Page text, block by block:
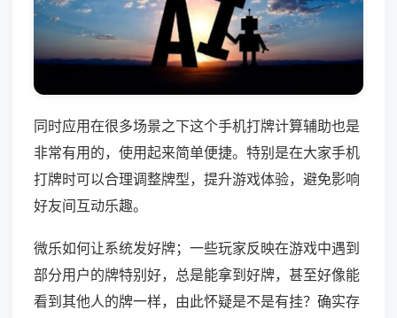
同时应用在很多场景之下这个手机打牌计算辅助也是
非常有用的，使用起来简单便捷。特别是在大家手机
打牌时可以合理调整牌型，提升游戏体验，避免影响
好友间互动乐趣。
微乐如何让系统发好牌；一些玩家反映在游戏中遇到
部分用户的牌特别好，总是能拿到好牌，甚至好像能
看到其他人的牌一样，由此怀疑是不是有挂？确实存